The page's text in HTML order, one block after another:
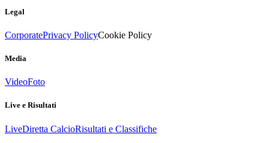
Legal
CorporatePrivacy PolicyCookie Policy
Media
VideoFoto
Live e Risultati
LiveDiretta CalcioRisultati e Classifiche